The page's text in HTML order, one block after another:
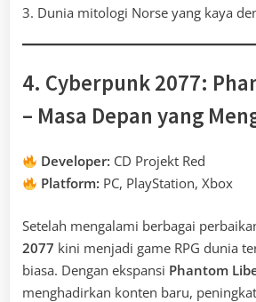
3. Dunia mitologi Norse yang kaya
4. Cyberpunk 2077:
– Masa Depan yang
Developer: CD Projekt Red
Platform: PC, PlayStation, Xbox
Setelah mengalami berbagai
2077 kini menjadi game RPG dunia
biasa. Dengan ekspansi Phantom
menghadirkan konten baru,